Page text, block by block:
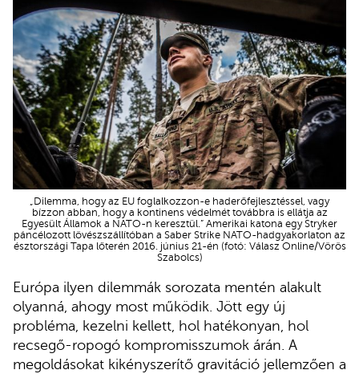
„Dilemma, hogy az EU foglalkozzon-e haderőfejlesztéssel, vagy
bízzon abban, hogy a kontinens védelmét továbbra is ellátja az
Egyesült Államok a NATO-n keresztül.” Amerikai katona egy Stryker
páncélozott lövészszállítóban a Saber Strike NATO-hadgyakorlaton az
észtországi Tapa lőterén 2016. június 21-én (fotó: Válasz Online/Vörös
Szabolcs)
Európa ilyen dilemmák sorozata mentén alakult
olyanná, ahogy most működik. Jött egy új
probléma, kezelni kellett, hol hatékonyan, hol
recsegő-ropogó kompromisszumok árán. A
megoldásokat kikényszerítő gravitáció jellemzően a